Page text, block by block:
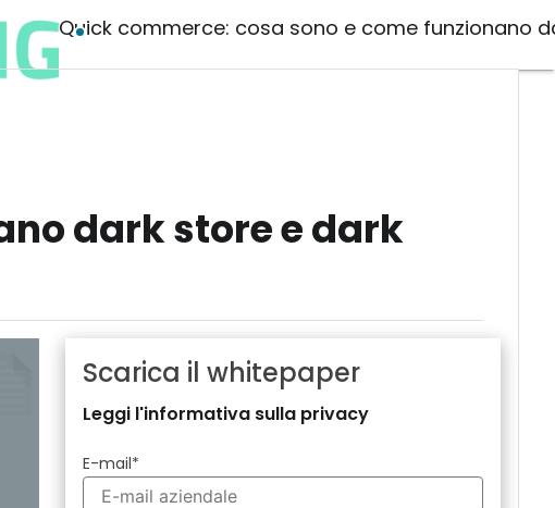
Quick commerce: cosa sono e come funzionano
dark store e dark
Scarica il whitepaper
Leggi l'informativa sulla privacy
E-mail*